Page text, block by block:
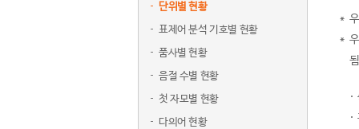
단위별 현황
표제어 분석 기호별 현황
품사별 현황
음절 수별 현황
첫 자모별 현황
다의어 현황